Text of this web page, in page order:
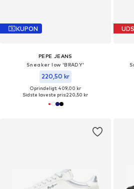
KUPON
PEPE JEANS
Sneaker low 'BRADY'
220,50 kr
Oprindeligt: 409,00 kr
Sidste laveste pris:220,50 kr